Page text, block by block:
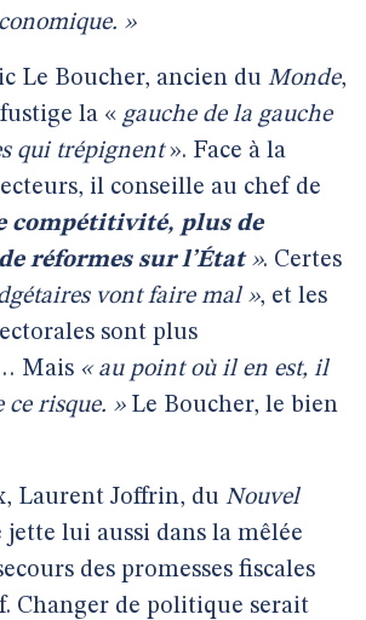
»
Le Boucher, ancien du Monde,
la « gauche de la gauche
qui trépignent». Face à la
il conseille au chef de
compétitivité, plus de
réformes sur l’État». Certes
vont faire mal », et les
sont plus
Mais « au point où il en est, il
risque. »Le Boucher, le bien
Laurent Joffrin, du Nouvel
jette lui aussi dans la mêlée
des promesses fiscales
Changer de politique serait